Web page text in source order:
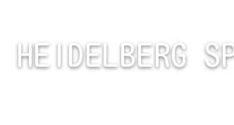
HEIDELBERG